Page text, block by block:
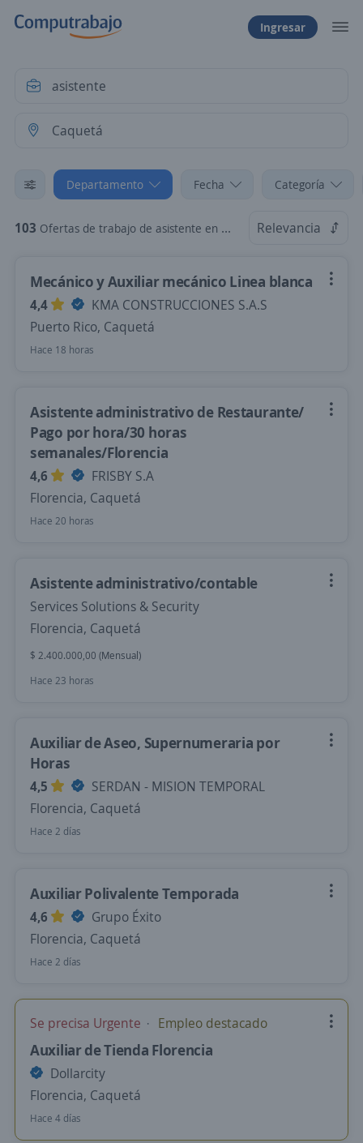
Ingresar
Departamento Fecha Categoría
103 Ofertas de trabajo de asistente en Caquetá Relevancia
Mecánico y Auxiliar mecánico Linea blanca
4,4
KMA CONSTRUCCIONES S.A.S
Puerto Rico, Caquetá
Hace 18 horas
Asistente administrativo de Restaurante/
Pago por hora/30 horas
semanales/Florencia
4,6
FRISBY S.A
Florencia, Caquetá
Hace 20 horas
Asistente administrativo/contable
Services Solutions & Security
Florencia, Caquetá
$ 2.400.000,00 (Mensual)
Hace 23 horas
Auxiliar de Aseo, Supernumeraria por
Horas
4,5
SERDAN - MISION TEMPORAL
Florencia, Caquetá
Hace 2 días
Auxiliar Polivalente Temporada
4,6
Grupo Éxito
Florencia, Caquetá
Hace 2 días
Se precisa Urgente Empleo destacado
Auxiliar de Tienda Florencia
Dollarcity
Florencia, Caquetá
Hace 4 días